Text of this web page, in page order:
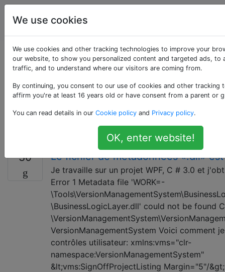
La
programmation
Questions marquées
«wpf»
Windows Presentation Foundation, ou WPF, est un
dans les applications Windows.
30 Le fichier de métadonnées «.dll»
Je travaille sur un projet WPF, C # 3.0 et
Error 1 Metadata file 'WORK=-
\BusinessLogicLayer.dll' could not be found
VersionManagementSystem Voici comment
contrôles utilisateur: xmlns:vms="clr-
namespace:VersionManagementSystem"
&lt;vms:SignOffProjectListing Margin="5"/
We use cookies
We use cookies and other tracking technologies to improve your
our website, to show you personalized content and targeted ads, to
traffic, and to understand where our visitors are coming from.
By continuing, you consent to our use of cookies and other tracking
affirm you're at least 16 years old or have consent from a parent or
You can read details in our Cookie policy and Privacy policy.
OK, enter website!